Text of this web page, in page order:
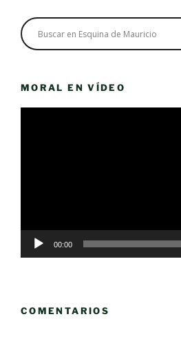
MORAL EN VÍDEO
00:00
COMENTARIOS